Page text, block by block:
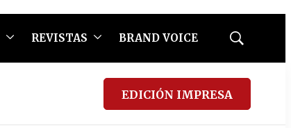
REVISTAS BRAND VOICE
Mostrar
EDICIÓN IMPRESA